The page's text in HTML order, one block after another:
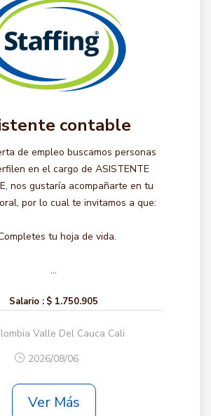
contable
de empleo buscamos personas
en el cargo de ASISTENTE
nos gustaría acompañarte en tu
por lo cual te invitamos a que:
tu hoja de vida.
...
Salario : $ 1.750.905
Valle Del Cauca Cali
2026/08/06
Ver Más